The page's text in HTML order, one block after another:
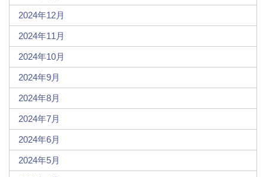
2024年12月
2024年11月
2024年10月
2024年9月
2024年8月
2024年7月
2024年6月
2024年5月